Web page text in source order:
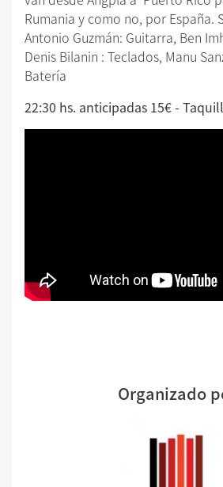
Rumania y como no, por España.
Antonio Guzmán: Guitarra, Ben
Denis Bilanin : Teclados, Manu
Batería
22:30 hs. anticipadas 15€ -
Organizado